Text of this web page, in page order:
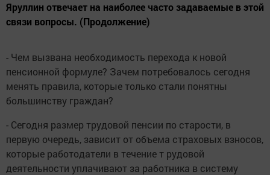
Яруллин отвечает на наиболее часто задаваемые в этой
связи вопросы. (Продолжение)
- Чем вызвана необходимость перехода к новой
пенсионной формуле? Зачем потребовалось сегодня
менять правила, которые только стали понятны
большинству граждан?
- Сегодня размер трудовой пенсии по старости, в
первую очередь, зависит от объема страховых взносов,
которые работодатели в течение т рудовой
деятельности уплачивают за работника в систему